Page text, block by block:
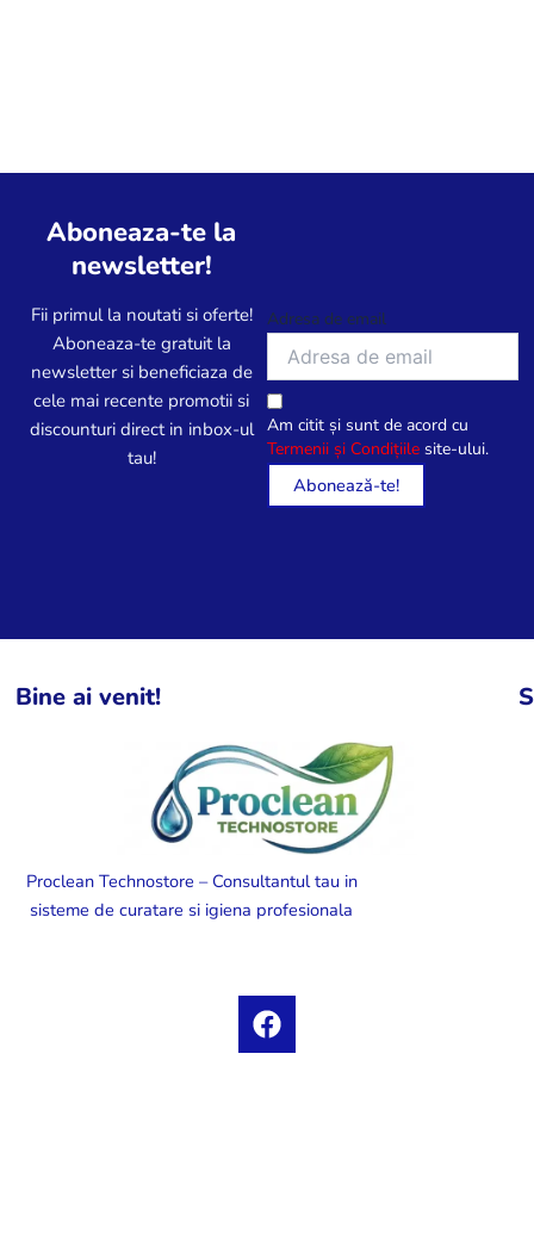
Aboneaza-te la
newsletter!
Fii primul la noutati si oferte!
Aboneaza-te gratuit la
newsletter si beneficiaza de
cele mai recente promotii si
discounturi direct in inbox-ul
tau!
Adresa de email
Am citit și sunt de acord cu
Termenii și Condițiile site-ului.
Bine ai venit!
Proclean Technostore – Consultantul tau in
sisteme de curatare si igiena profesionala
F
a
c